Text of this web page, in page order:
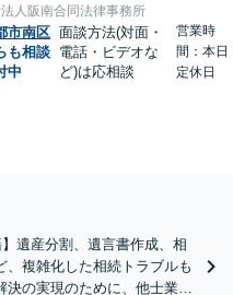
人阪南合同法律事務所
市南区
も相談
中
面談方法(対面・
電話・ビデオな
ど)は応相談
営業時
間：本日
定休日
遺産分割、遺言書作成、相
複雑化した相続トラブルも
決の実現のために、他士業と